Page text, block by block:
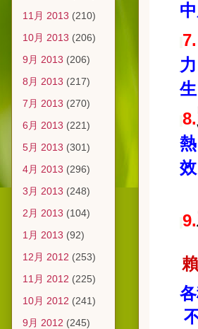
中
7.
生
8.
熱
效
9.
11月 2013 (210)
10月 2013 (206)
9月 2013 (206)
8月 2013 (217)
7月 2013 (270)
6月 2013 (221)
5月 2013 (301)
4月 2013 (296)
3月 2013 (248)
2月 2013 (104)
1月 2013 (92)
12月 2012 (253)
11月 2012 (225)
10月 2012 (241)
9月 2012 (245)